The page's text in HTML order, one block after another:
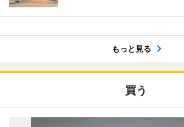
もっと見る
買う